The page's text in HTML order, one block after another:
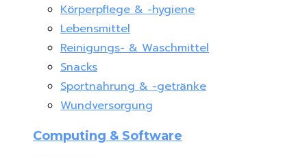
Körperpflege & -hygiene
Lebensmittel
Reinigungs- & Waschmittel
Snacks
Sportnahrung & -getränke
Wundversorgung
Computing & Software